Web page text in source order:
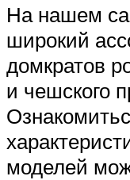
На нашем
широкий
домкратов
и чешского
моделей